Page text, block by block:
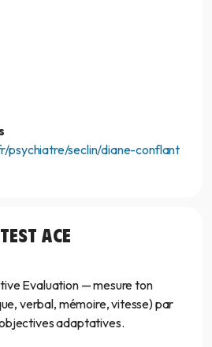
psychiatre/seclin/diane-conflant
TEST ACE
Evaluation — mesure ton
verbal, mémoire, vitesse) par
adaptatives.